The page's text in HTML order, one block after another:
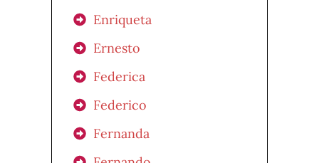
Enriqueta
Ernesto
Federica
Federico
Fernanda